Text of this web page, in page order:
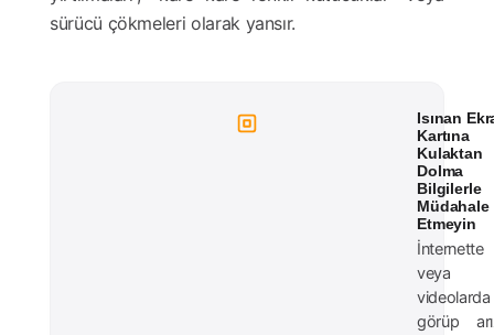
sürücü çökmeleri olarak yansır.
Isınan
Kartına
Kulaktan
Dolma
Bilgilerle
Müdahale
Etmeyin
İnternette
veya
videolarda
görüp